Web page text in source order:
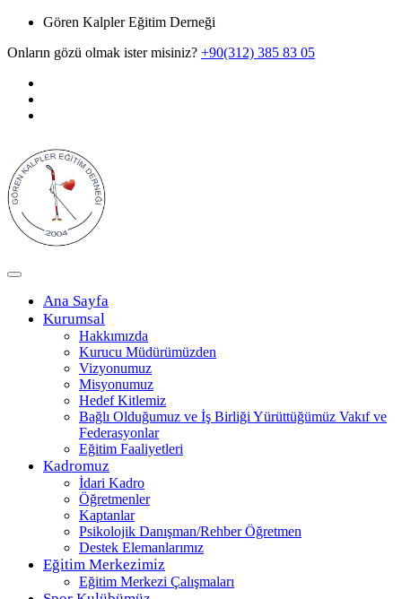
Gören Kalpler Eğitim Derneği
Onların gözü olmak ister misiniz? +90(312) 385 83 05
Ana Sayfa
Kurumsal
Hakkımızda
Kurucu Müdürümüzden
Vizyonumuz
Misyonumuz
Hedef Kitlemiz
Bağlı Olduğumuz ve İş Birliği Yürüttüğümüz Vakıf ve
Federasyonlar
Eğitim Faaliyetleri
Kadromuz
İdari Kadro
Öğretmenler
Kaptanlar
Psikolojik Danışman/Rehber Öğretmen
Destek Elemanlarımız
Eğitim Merkezimiz
Eğitim Merkezi Çalışmaları